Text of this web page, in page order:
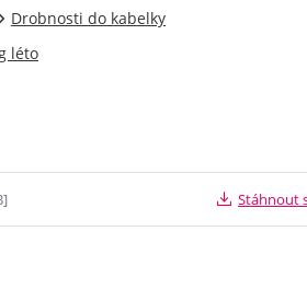
Drobnosti do kabelky
léto
Stáhnout